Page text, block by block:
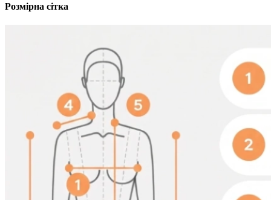
Розмірна сітка